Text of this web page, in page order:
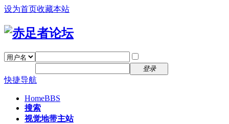
设为首页收藏本站
登录
快捷导航
HomeBBS
搜索
视觉地带主站